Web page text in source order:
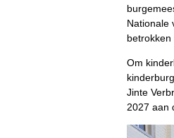
Nationale
Om
Jinte
2027 aan